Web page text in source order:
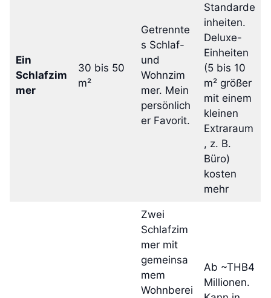
Ein
Schlafzim
mer
30 bis 50
m²
Getrennte
s Schlaf-
und
Wohnzim
mer. Mein
persönlich
er Favorit.
Standarde
inheiten.
Deluxe-
Einheiten
(5 bis 10
m² größer
mit einem
kleinen
Extraraum
, z. B.
Büro)
kosten
mehr
Zwei
Schlafzim
mer mit
gemeinsa
mem
Wohnberei
Ab ~THB4
Millionen.